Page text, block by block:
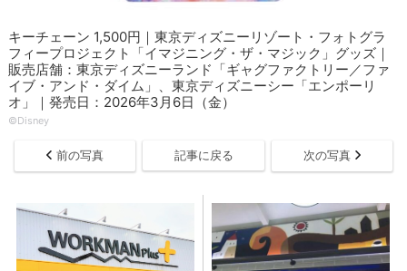
キーチェーン 1,500円｜東京ディズニーリゾート・フォトグラ
フィープロジェクト「イマジニング・ザ・マジック」グッズ｜
販売店舗：東京ディズニーランド「ギャグファクトリー／ファ
イブ・アンド・ダイム」、東京ディズニーシー「エンポーリ
オ」｜発売日：2026年3月6日（金）
©Disney
前の写真 記事に戻る 次の写真